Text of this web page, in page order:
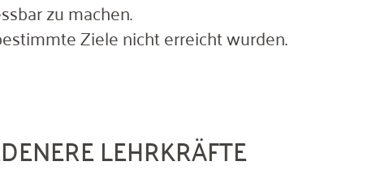
zu machen.
Ziele nicht erreicht wurden.
LEHRKRÄFTE